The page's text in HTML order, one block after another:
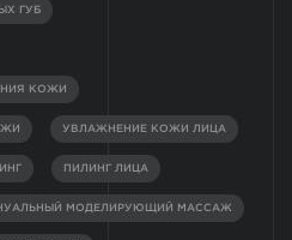
ГУБ
КОЖИ
УВЛАЖНЕНИЕ КОЖИ ЛИЦА
ПИЛИНГ ЛИЦА
МОДЕЛИРУЮЩИЙ МАССАЖ